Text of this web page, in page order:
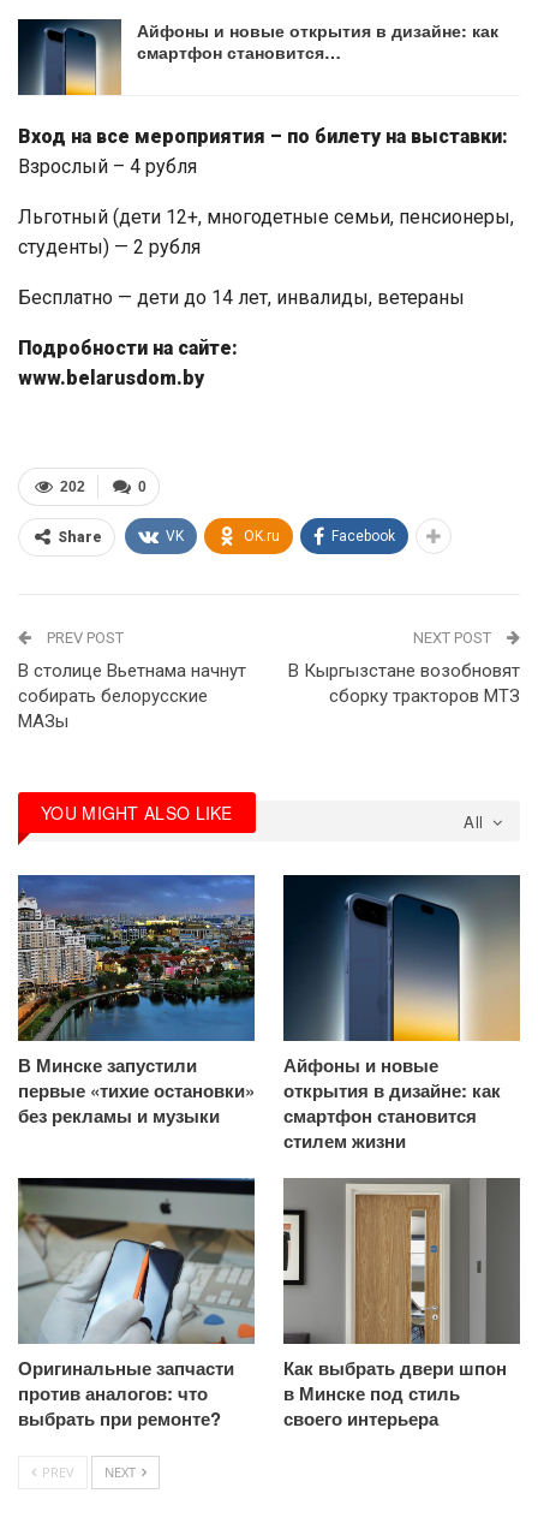
Айфоны и новые открытия в дизайне: как
смартфон становится…
Вход на все мероприятия – по билету на выставки:
Взрослый – 4 рубля
Льготный (дети 12+, многодетные семьи, пенсионеры,
студенты) — 2 рубля
Бесплатно — дети до 14 лет, инвалиды, ветераны
Подробности на сайте:
www. belarusdom. by
0
202
Share VK OK.ru Facebook
PREV POST
В столице Вьетнама начнут
собирать белорусские
МАЗы
NEXT POST
В Кыргызстане возобновят
сборку тракторов МТЗ
All
YOU MIGHT ALSO LIKE
В Минске запустили
первые «тихие остановки»
без рекламы и музыки
Айфоны и новые
открытия в дизайне: как
смартфон становится
стилем жизни
Оригинальные запчасти
против аналогов: что
выбрать при ремонте?
Как выбрать двери шпон
в Минске под стиль
своего интерьера
PREV NEXT